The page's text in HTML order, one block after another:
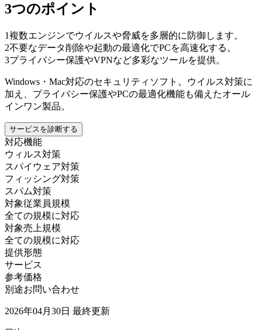
3つのポイント
1複数エンジンでウイルスや脅威を多層的に防御します。
2不要なデータ削除や起動の最適化でPCを高速化する。
3プライバシー保護やVPNなど多彩なツールを提供。
Windows・Mac対応のセキュリティソフト。ウイルス対策に
加え、プライバシー保護やPCの最適化機能も備えたオール
インワン製品。
サービスを診断する
対応機能
ウィルス対策
スパイウェア対策
フィッシング対策
スパム対策
対象従業員規模
全ての規模に対応
対象売上規模
全ての規模に対応
提供形態
サービス
参考価格
別途お問い合わせ
2026年04月30日 最終更新